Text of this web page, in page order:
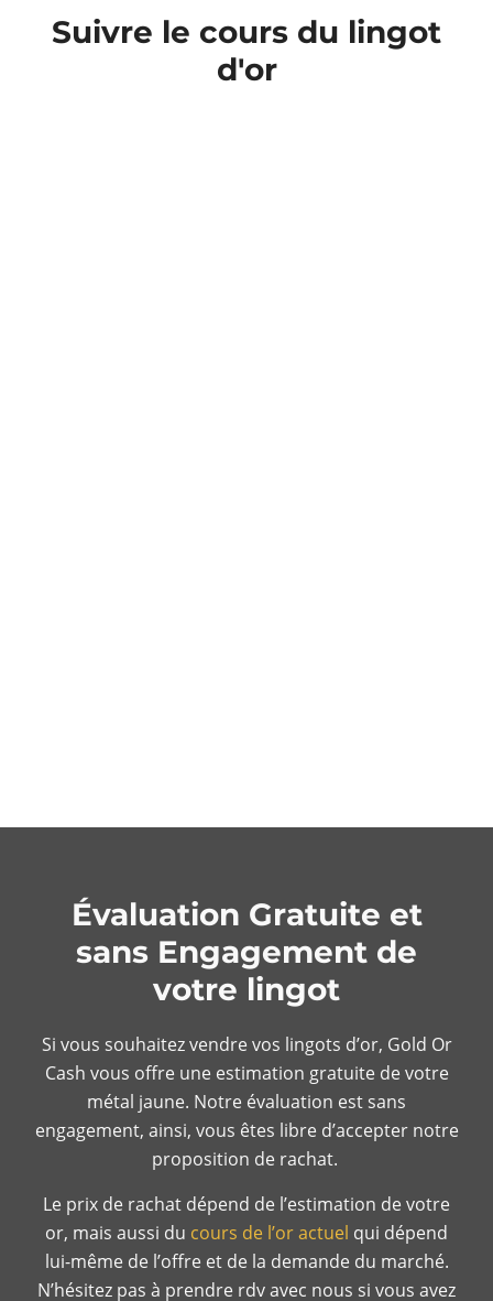
Suivre le cours du lingot
d'or
Évaluation Gratuite et
sans Engagement de
votre lingot
Si vous souhaitez vendre vos lingots d’or, Gold Or
Cash vous offre une estimation gratuite de votre
métal jaune. Notre évaluation est sans
engagement, ainsi, vous êtes libre d’accepter notre
proposition de rachat.
Le prix de rachat dépend de l’estimation de votre
or, mais aussi du cours de l’or actuel qui dépend
lui-même de l’offre et de la demande du marché.
N’hésitez pas à prendre rdv avec nous si vous avez